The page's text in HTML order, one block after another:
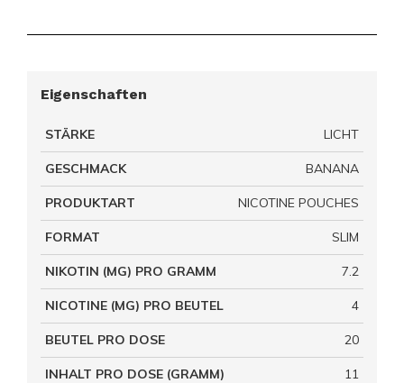
Eigenschaften
STÄRKE LICHT
GESCHMACK BANANA
PRODUKTART NICOTINE POUCHES
FORMAT SLIM
NIKOTIN (MG) PRO GRAMM 7.2
NICOTINE (MG) PRO BEUTEL 4
BEUTEL PRO DOSE 20
INHALT PRO DOSE (GRAMM) 11